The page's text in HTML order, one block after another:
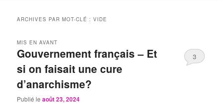
principal
secondaire
ARCHIVES PAR MOT-CLÉ :VIDE
Gouvernement français – Et
si on faisait une cure
d’anarchisme?
MIS EN AVANT
Publié leaoût 23, 2024
3